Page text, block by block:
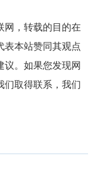
网，转载的目的在
表本站赞同其观点
议。如果您发现网
们取得联系，我们